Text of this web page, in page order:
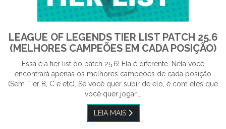
LEAGUE OF LEGENDS TIER LIST PATCH 25.6
(MELHORES CAMPEÕES EM CADA POSIÇÃO)
Essa é a tier list do patch 25.6! Ela é diferente. Nela você
encontrará apenas os melhores campeões de cada posição
(Sem Tier B, C e etc). Se você quer subir de elo, é com eles que
você quer jogar.…
LEIA MAIS